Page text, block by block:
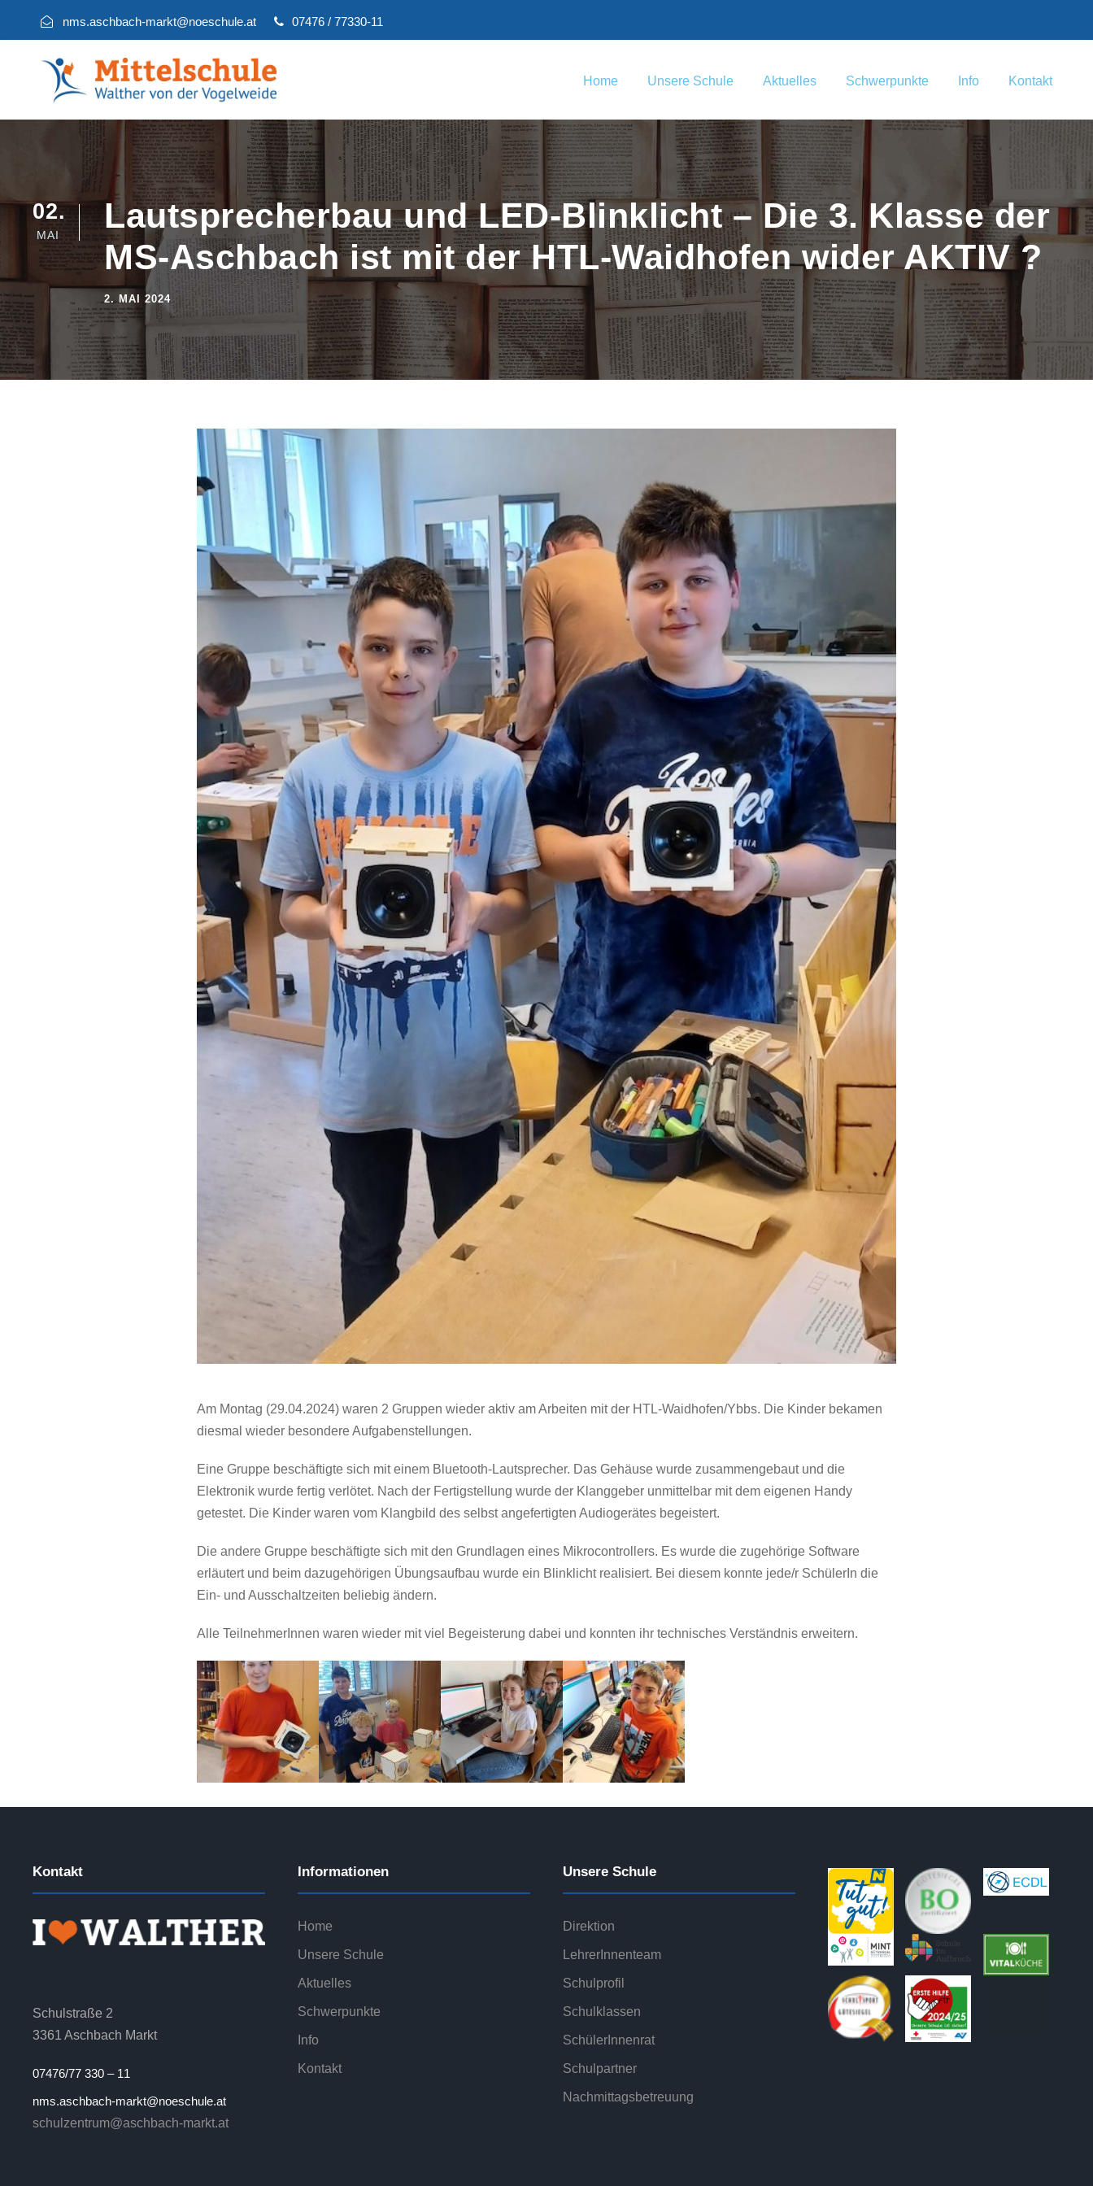
nms.aschbach-markt@noeschule.at 07476 / 77330-11
Home Unsere Schule Aktuelles Schwerpunkte Info Kontakt
02
MAI
Lautsprecherbau und LED-Blinklicht – Die 3. Klasse der
MS-Aschbach ist mit der HTL-Waidhofen wider AKTIV ?
2. MAI 2024
Am Montag (29.04.2024) waren 2 Gruppen wieder aktiv am Arbeiten mit der HTL-Waidhofen/Ybbs. Die Kinder bekamen
diesmal wieder besondere Aufgabenstellungen.
Eine Gruppe beschäftigte sich mit einem Bluetooth-Lautsprecher. Das Gehäuse wurde zusammengebaut und die
Elektronik wurde fertig verlötet. Nach der Fertigstellung wurde der Klanggeber unmittelbar mit dem eigenen Handy
getestet. Die Kinder waren vom Klangbild des selbst angefertigten Audiogerätes begeistert.
Die andere Gruppe beschäftigte sich mit den Grundlagen eines Mikrocontrollers. Es wurde die zugehörige Software
erläutert und beim dazugehörigen Übungsaufbau wurde ein Blinklicht realisiert. Bei diesem konnte jede/r SchülerIn die
Ein- und Ausschaltzeiten beliebig ändern.
Alle TeilnehmerInnen waren wieder mit viel Begeisterung dabei und konnten ihr technisches Verständnis erweitern.
Kontakt
Schulstraße 2
3361 Aschbach Markt
07476/77 330 – 11
nms.aschbach-markt@noeschule.at
schulzentrum@aschbach-markt.at
Informationen
Home
Unsere Schule
Aktuelles
Schwerpunkte
Info
Kontakt
Unsere Schule
Direktion
LehrerInnenteam
Schulprofil
Schulklassen
SchülerInnenrat
Schulpartner
Nachmittagsbetreuung